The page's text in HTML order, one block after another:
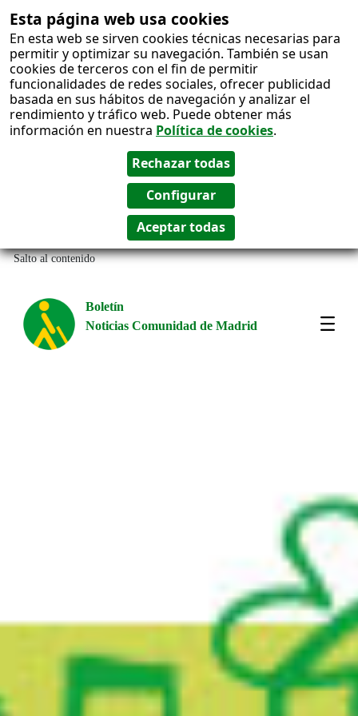
Esta página web usa cookies
En esta web se sirven cookies técnicas necesarias para
permitir y optimizar su navegación. También se usan
cookies de terceros con el fin de permitir
funcionalidades de redes sociales, ofrecer publicidad
basada en sus hábitos de navegación y analizar el
rendimiento y tráfico web. Puede obtener más
información en nuestra Política de cookies.
Salto al contenido
Boletín
Noticias Comunidad de Madrid